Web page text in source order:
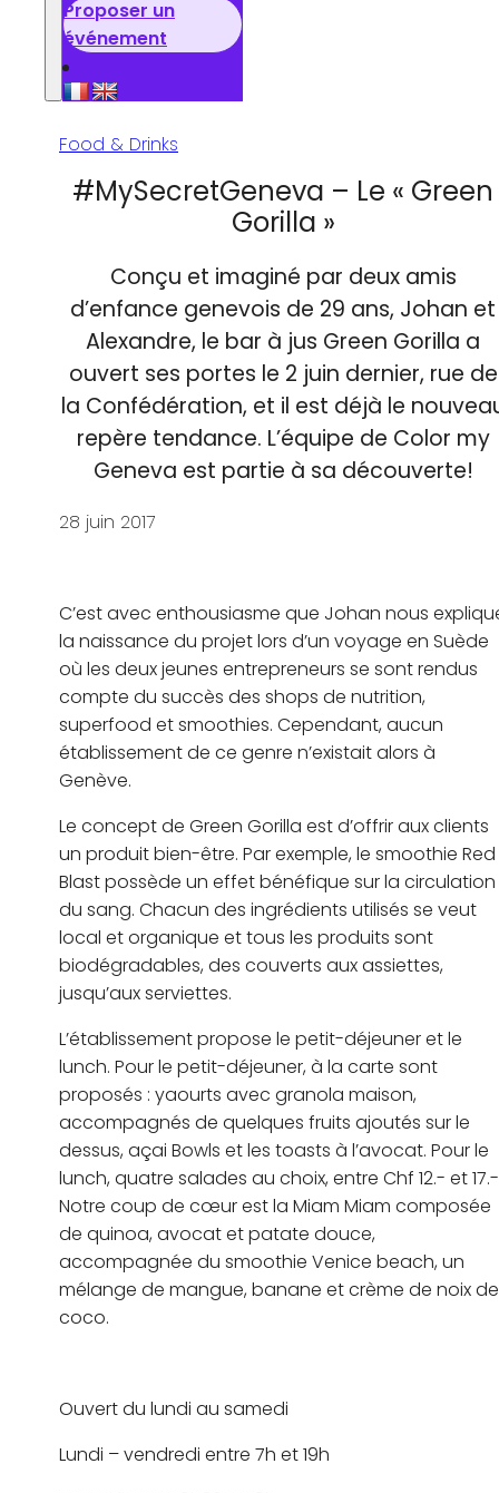
Proposer un
événement
Food & Drinks
#MySecretGeneva – Le « Green
Gorilla »
Conçu et imaginé par deux amis
d’enfance genevois de 29 ans, Johan et
Alexandre, le bar à jus Green Gorilla a
ouvert ses portes le 2 juin dernier, rue de
la Confédération, et il est déjà le
repère tendance. L’équipe de Color my
Geneva est partie à sa découverte!
28 juin 2017
C’est avec enthousiasme que Johan nous
la naissance du projet lors d’un voyage en Suède
où les deux jeunes entrepreneurs se sont rendus
compte du succès des shops de nutrition,
superfood et smoothies. Cependant, aucun
établissement de ce genre n’existait alors à
Genève.
Le concept de Green Gorilla est d’offrir aux clients
un produit bien-être. Par exemple, le smoothie Red
Blast possède un effet bénéfique sur la circulation
du sang. Chacun des ingrédients utilisés se veut
local et organique et tous les produits sont
biodégradables, des couverts aux assiettes,
jusqu’aux serviettes.
L’établissement propose le petit-déjeuner et le
lunch. Pour le petit-déjeuner, à la carte sont
proposés : yaourts avec granola maison,
accompagnés de quelques fruits ajoutés sur le
dessus, açai Bowls et les toasts à l’avocat. Pour le
lunch, quatre salades au choix, entre Chf 12.- et
Notre coup de cœur est la Miam Miam composée
de quinoa, avocat et patate douce,
accompagnée du smoothie Venice beach, un
mélange de mangue, banane et crème de noix de
coco.
Ouvert du lundi au samedi
Lundi – vendredi entre 7h et 19h